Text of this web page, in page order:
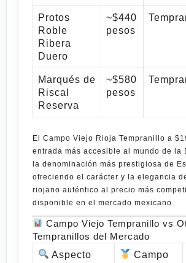
Protos
Roble
Ribera
Duero
~$440
pesos
Marqués de
Riscal
Reserva
~$580
pesos
El Campo Viejo Rioja Tempranillo a
entrada más accesible al mundo de la
la denominación más prestigiosa de
ofreciendo el carácter y la elegancia
riojano auténtico al precio más
disponible en el mercado mexicano.
Campo Viejo Tempranillo vs
Tempranillos del Mercado
Aspecto
Campo